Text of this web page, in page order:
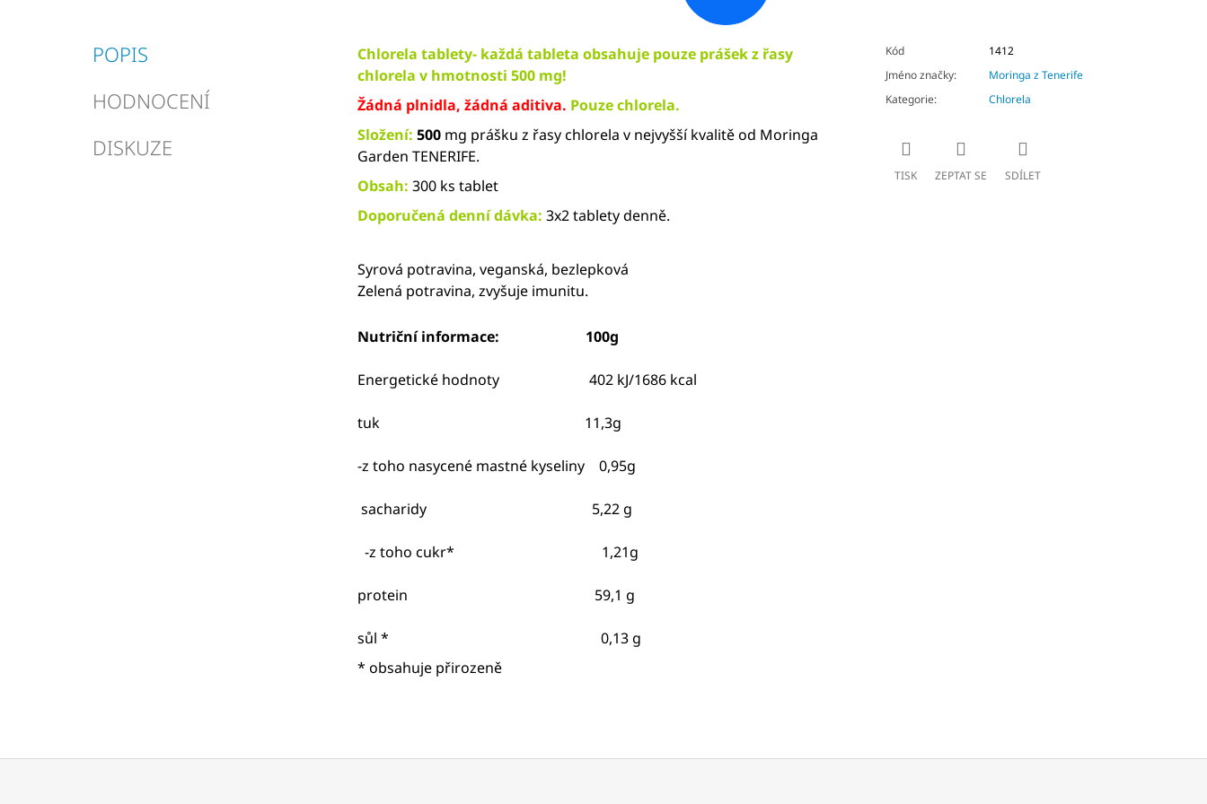
POPIS
HODNOCENÍ
DISKUZE
Chlorela tablety- každá tableta obsahuje pouze prášek z řasy
chlorela v hmotnosti 500 mg!
Žádná plnidla, žádná aditiva. Pouze chlorela.
Složení: 500mg prášku z řasy chlorela v nejvyšší kvalitě od Moringa
Garden TENERIFE.
Obsah: 300 ks tablet
Doporučená denní dávka: 3x2 tablety denně.
Syrová potravina, veganská, bezlepková
Zelená potravina, zvyšuje imunitu.
Nutriční informace: 100g
Energetické hodnoty 402kJ/1686kcal
tuk 11,3g
-z toho nasycené mastné kyseliny 0,95g
sacharidy 5,22g
-z toho cukr* 1,21g
protein 59,1 g
sůl * 0,13g
* obsahuje přirozeně
Kód
1412
Jméno značky:
Moringa z Tenerife
Kategorie: Chlorela
TISK ZEPTAT SE SDÍLET